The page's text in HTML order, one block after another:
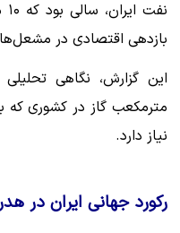
بازدهی اقتصادی در
این گزارش، نگاهی
مترمکعب گاز در کشوری که
نیاز دارد.
رکورد جهانی ایران در